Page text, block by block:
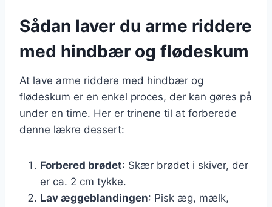
Sådan laver du arme riddere
med hindbær og flødeskum
At lave arme riddere med hindbær og
flødeskum er en enkel proces, der kan gøres på
under en time. Her er trinene til at forberede
denne lækre dessert:
Forbered brødet: Skær brødet i skiver, der
er ca. 2 cm tykke.
Lav æggeblandingen: Pisk æg, mælk,